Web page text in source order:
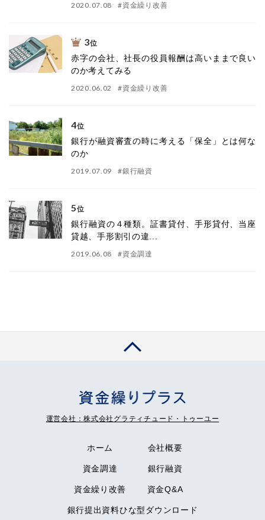
2020.07.08 #資金繰り改善
3位
赤字の会社、社長の役員報酬は高いままで良い
のか考えてみる
2020.06.02 #資金繰り改善
4位
銀行が融資審査の時に考える「保全」とは何な
のか
2019.07.09 #銀行融資
5位
銀行融資の４種類。証書貸付、手形貸付、当座
貸越、手形割引の違...
2019.06.08 #資金調達
運営会社：株式会社グラティチュード・トゥーユー
ホーム 会社概要
資金調達 銀行融資
資金繰り改善 資金Q&A
銀行提出資料ひな型ダウンロード